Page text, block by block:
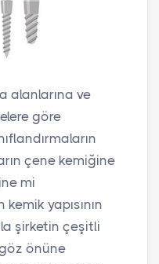
alanlarına ve
göre
çene kemiğine
mi
yapısının
şirketin çeşitli
önüne